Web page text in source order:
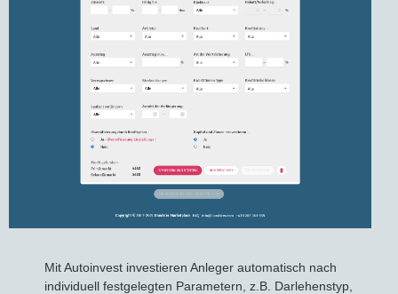
Mit Autoinvest investieren Anleger automatisch nach
individuell festgelegten Parametern, z.B. Darlehenstyp,